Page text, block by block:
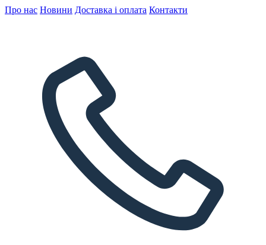
Про нас Новини Доставка і оплата Контакти